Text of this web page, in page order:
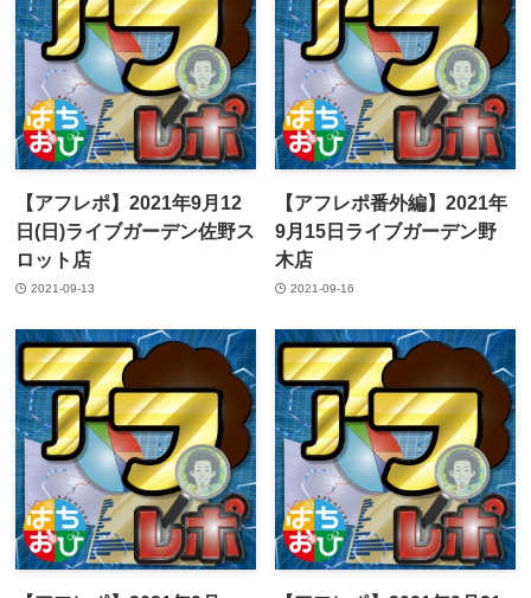
【アフレポ】2021年9月12
日(日)ライブガーデン佐野ス
ロット店
2021-09-13
【アフレポ番外編】2021年
9月15日ライブガーデン野
木店
2021-09-16